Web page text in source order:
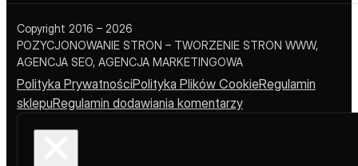
Copyright 2016 – 2026
POZYCJONOWANIE STRON – TWORZENIE STRON WWW,
AGENCJA SEO, AGENCJA MARKETINGOWA
Polityka PrywatnościPolityka Plików CookieRegulamin
sklepuRegulamin dodawiania komentarzy